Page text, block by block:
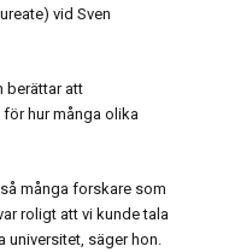
vid Sven
berättar att
hur många olika
många forskare som
roligt att vi kunde tala
universitet, säger hon.